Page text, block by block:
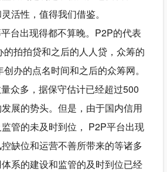
活性，值得我们借鉴。
台出现得都不算晚。P2P的代表
拍拍贷和之后的人人贷，众筹的
办的点名时间和之后的众筹网。
众多，据保守估计已经超过500
展的势头。但是，由于国内信用
管的未及时到位， P2P平台出现
缺位和运营不善所带来的等诸多
系的建设和监管的及时到位已经